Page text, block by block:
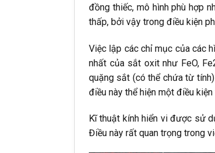
đồng thiếc, mô hình phù hợp
thấp, bởi vậy trong điều kiện
Việc lập các chỉ mục của các
nhất của sắt oxit như FeO,
quặng sắt (có thể chứa từ
điều này thể hiện một điều
Kĩ thuật kính hiển vi được sử
Điều này rất quan trọng trong